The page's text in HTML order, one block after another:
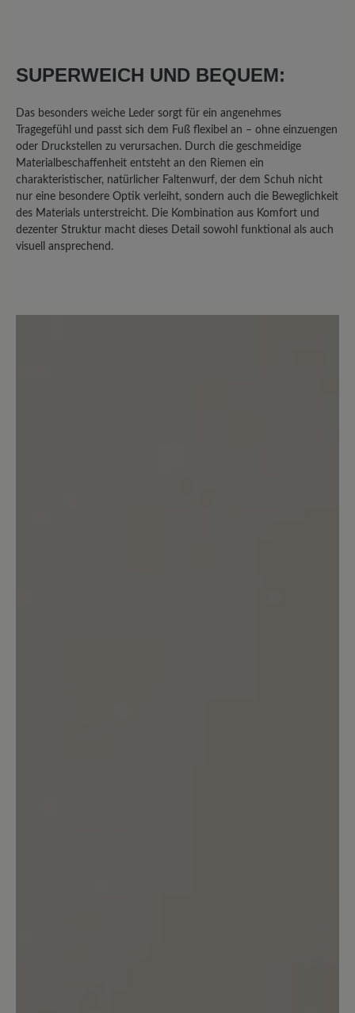
SUPERWEICH UND BEQUEM:
Das besonders weiche Leder sorgt für ein angenehmes
Tragegefühl und passt sich dem Fuß flexibel an – ohne einzuengen
oder Druckstellen zu verursachen. Durch die geschmeidige
Materialbeschaffenheit entsteht an den Riemen ein
charakteristischer, natürlicher Faltenwurf, der dem Schuh nicht
nur eine besondere Optik verleiht, sondern auch die Beweglichkeit
des Materials unterstreicht. Die Kombination aus Komfort und
dezenter Struktur macht dieses Detail sowohl funktional als auch
visuell ansprechend.